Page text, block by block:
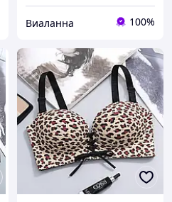
Виаланна 100%